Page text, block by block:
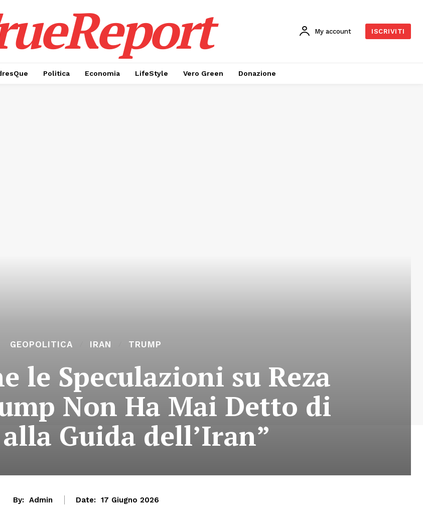
My account ISCRIVITI
Politica Economia LifeStyle Vero Green Donazione
GEOPOLITICA IRAN TRUMP
le Speculazioni su Reza
Non Ha Mai Detto di
Guida dell’Iran”
By: Admin Date: 17 Giugno 2026